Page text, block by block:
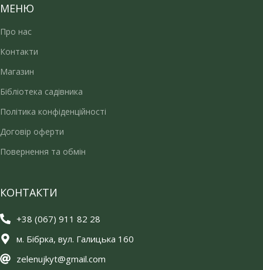
МЕНЮ
Про нас
Контакти
Магазин
Бібліотека садівника
Політика конфіденційності
Договір оферти
Повернення та обмін
КОНТАКТИ
+38 (067) 911 82 28
м. Бібрка, вул. Галицька 160
zelenujkyt@gmail.com